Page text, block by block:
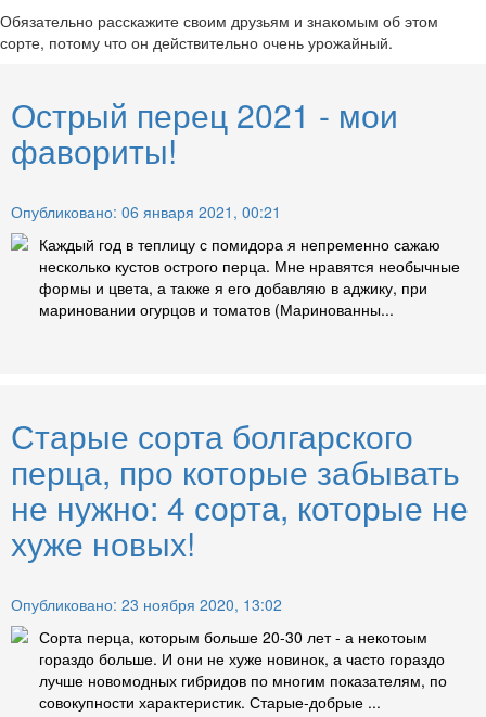
Обязательно расскажите своим друзьям и знакомым об этом
сорте, потому что он действительно очень урожайный.
Острый перец 2021 - мои
фавориты!
Опубликовано: 06 января 2021, 00:21
Каждый год в теплицу с помидора я непременно сажаю
несколько кустов острого перца. Мне нравятся необычные
формы и цвета, а также я его добавляю в аджику, при
мариновании огурцов и томатов (Маринованны...
Старые сорта болгарского
перца, про которые забывать
не нужно: 4 сорта, которые не
хуже новых!
Опубликовано: 23 ноября 2020, 13:02
Сорта перца, которым больше 20-30 лет - а некотоым
гораздо больше. И они не хуже новинок, а часто гораздо
лучше новомодных гибридов по многим показателям, по
совокупности характеристик. Старые-добрые ...